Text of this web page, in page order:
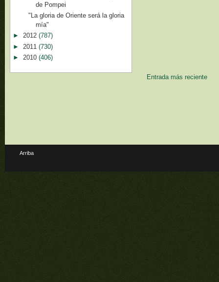
Entrada más reciente
de Pompei
"La gloria de Oriente será la gloria
mía"
► 2012 (787)
► 2011 (730)
► 2010 (406)
Arriba